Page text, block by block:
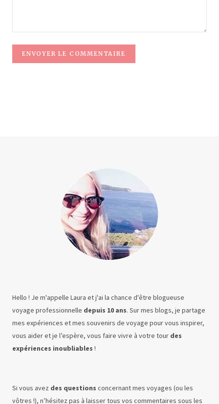
Hello ! Je m'appelle Laura et j'ai la chance d'être blogueuse
voyage professionnelle depuis 10 ans. Sur mes blogs, je partage
mes expériences et mes souvenirs de voyage pour vous inspirer,
vous aider et je l’espère, vous faire vivre à votre tour des
expériences inoubliables !
Si vous avez des questions concernant mes voyages (ou les
vôtres !), n’hésitez pas à laisser tous vos commentaires sous les